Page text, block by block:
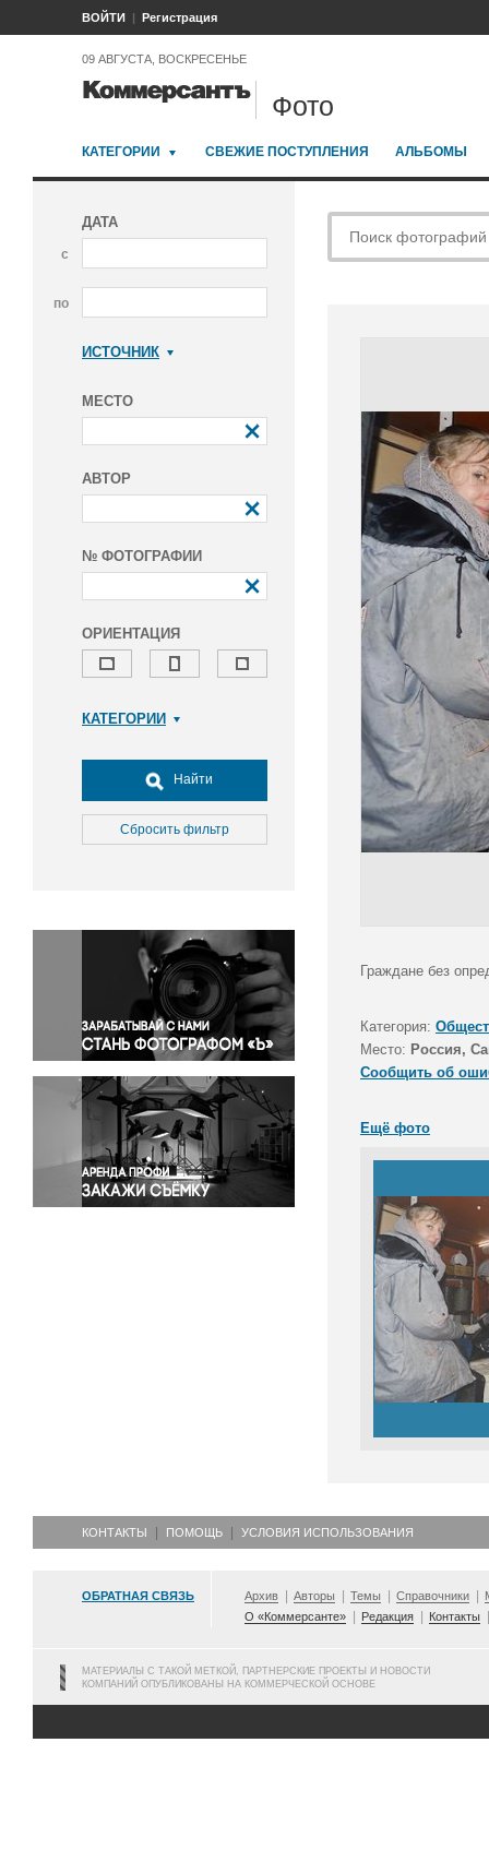
ВОЙТИ Регистрация
09 АВГУСТА, ВОСКРЕСЕНЬЕ
Фото
КАТЕГОРИИ СВЕЖИЕ ПОСТУПЛЕНИЯ АЛЬБОМЫ
ДАТА
с
по
ИСТОЧНИК
МЕСТО
АВТОР
№ ФОТОГРАФИИ
ОРИЕНТАЦИЯ
КАТЕГОРИИ
Досуг, туризм и отдых
Культура
Медицина
Окружающая среда
Политика
Правосудие
Происшествия и конфликты
Религия
Светская жизнь
Спорт
Экология
Экономика и бизнес
Найти
Сбросить фильтр
Граждане без
Категория:
Место: Россия,
Сообщить об
Ещё фото
КОНТАКТЫ ПОМОЩЬ УСЛОВИЯ ИСПОЛЬЗОВАНИЯ
ОБРАТНАЯ СВЯЗЬ Архив Авторы Темы Справочники
О «Коммерсанте»
Редакция Контакты
МАТЕРИАЛЫ С ТАКОЙ МЕТКОЙ, ПАРТНЕРСКИЕ ПРОЕКТЫ И НОВОСТИ
КОМПАНИЙ ОПУБЛИКОВАНЫ НА КОММЕРЧЕСКОЙ ОСНОВЕ